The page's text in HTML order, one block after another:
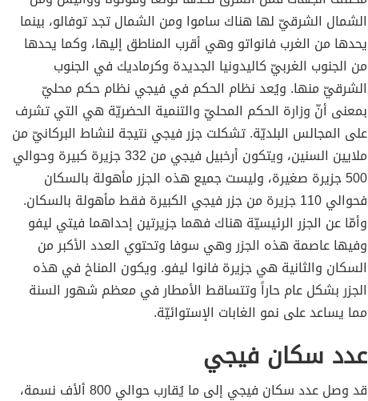
الشمال الشرقيّ لها هناك ساموا ومن الشمال تجد توفالو، بينما
يحدها من الغرب فانواتو وهي أقرب المناطق إليها، وكما يحدها
من الجنوب الغربيّ كاليدونيا الجديدة وكرماديك في الجنوب
الشرقيّ منها. ويُعد نظام الحكم في فيجي نظام حكم محليّ
بمعنى أنّ وزارة الحكم المحليّ والتنمية الحضريّة هي التي تشرف
على المجالس البلديّة. تشكلت جزر فيجي نتيجة لنشاط البركانيّ من
ملايين السنين، ويتكون أرخبيل فيجي من 332 جزيرة كبيرة وحوالي
500 جزيرة صغيرة، وليست جميع هذه الجزر مأهولة بالسكان
فحوالي 110 جزيرة من جزر فيجي الكبيرة فقط مأهولة بالسكان.
وأمّا عن الجزر الرئيسيّة هناك فهما جزيرتين إحداهما فيتي ليفو
وفيها عاصمة هذه الجزر وهي سوفا وتحتوي العدد الأكبر من
السكان والثانية هي جزيرة فانوا ليفو. ويكون المناخ في هذه
الجزر بشكل عام حاراً وتتساقط الأمطار في معظم شهور السنة
مما يساعد على نمو الغابات الإستوائيّة.
عدد سكان فيجي
قد وصل عدد سكان فيجي إلى ما يُقارب حوالي 800 ألأف نسمة،